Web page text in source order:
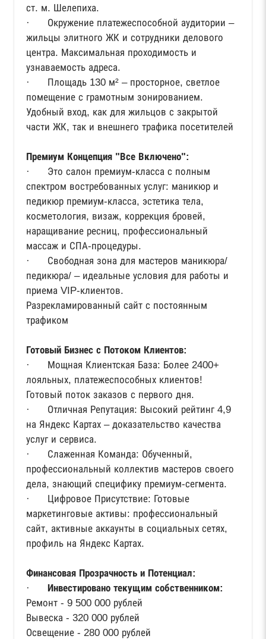
ст. м. Шелепиха.
· Окружение платежеспособной аудитории –
жильцы элитного ЖК и сотрудники делового
центра. Максимальная проходимость и
узнаваемость адреса.
· Площадь 130 м² – просторное, светлое
помещение с грамотным зонированием.
Удобный вход, как для жильцов с закрытой
части ЖК, так и внешнего трафика посетителей
Премиум Концепция "Все Включено":
· Это салон премиум-класса с полным
спектром востребованных услуг: маникюр и
педикюр премиум-класса, эстетика тела,
косметология, визаж, коррекция бровей,
наращивание ресниц, профессиональный
массаж и СПА-процедуры.
· Свободная зона для мастеров маникюра/
педикюра/ – идеальные условия для работы и
приема VIP-клиентов.
Разрекламированный сайт с постоянным
трафиком
Готовый Бизнес с Потоком Клиентов:
· Мощная Клиентская База: Более 2400+
лояльных, платежеспособных клиентов!
Готовый поток заказов с первого дня.
· Отличная Репутация: Высокий рейтинг 4,9
на Яндекс Картах – доказательство качества
услуг и сервиса.
· Слаженная Команда: Обученный,
профессиональный коллектив мастеров своего
дела, знающий специфику премиум-сегмента.
· Цифровое Присутствие: Готовые
маркетинговые активы: профессиональный
сайт, активные аккаунты в социальных сетях,
профиль на Яндекс Картах.
Финансовая Прозрачность и Потенциал:
· Инвестировано текущим собственником:
Ремонт - 9 500 000 рублей
Вывеска - 320 000 рублей
Освещение - 280 000 рублей